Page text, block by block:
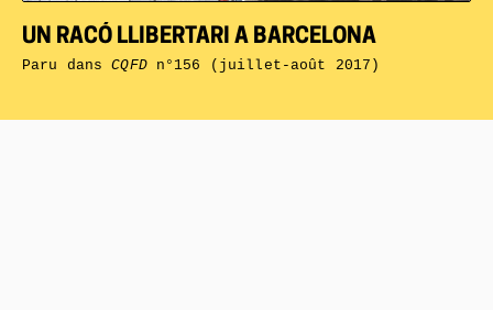
UN RACÓ LLIBERTARI A BARCELONA
Paru dansCQFDn°156 (juillet-août 2017)